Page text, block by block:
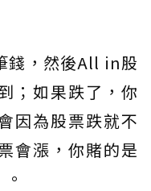
錢，然後All in股
；如果跌了，你
因為股票跌就不
會漲，你賭的是